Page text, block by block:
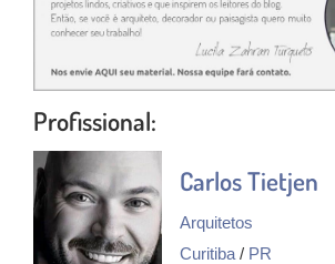
Profissional:
Carlos Tietjen
Arquitetos
Curitiba / PR